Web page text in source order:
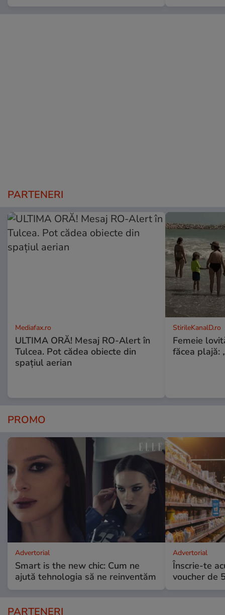
PARTENERI
Mediafax.ro
ULTIMA ORĂ! Mesaj RO-Alert în
Tulcea. Pot cădea obiecte din
spațiul aerian
StirileKanalD.ro
Femeie
făcea plajă:
PROMO
Advertorial
Smart is the new chic: Cum ne
ajută tehnologia să ne reinventăm
Advertorial
Înscrie-te
voucher de
PARTENERI